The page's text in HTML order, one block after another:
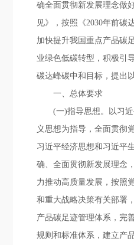
确全面贯彻新发展理念做
见》，按照《2030年前碳
加快提升我国重点产品碳
业绿色低碳转型，积极引
碳达峰碳中和目标，提出
一、总体要求
(一)指导思想。以习
义思想为指导，全面贯彻
习近平经济思想和习近平
确、全面贯彻新发展理念
力推动高质量发展，按照
和重大战略决策有关部署
产品碳足迹管理体系，完
规则和标准体系，建立产